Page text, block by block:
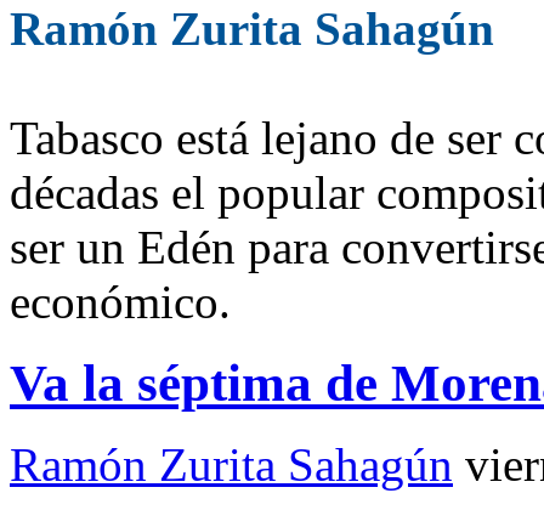
Ramón Zurita Sahagún
Tabasco está lejano de ser
décadas el popular
ser un Edén para
económico.
Va la séptima de
Ramón Zurita Sahagún